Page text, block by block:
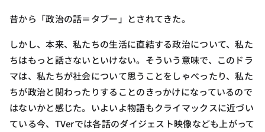
昔から「政治の話＝タブー」とされてきた。
しかし、本来、私たちの生活に直結する政治について、私た
ちはもっと話さないといけない。そういう意味で、このドラ
マは、私たちが社会について思うことをしゃべったり、私た
ちが政治と関わったりすることのきっかけになっているので
はないかと感じた。いよいよ物語もクライマックスに近づい
ている今、TVerでは各話のダイジェスト映像なども上がって